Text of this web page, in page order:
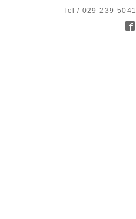
Tel / 029-239-5041